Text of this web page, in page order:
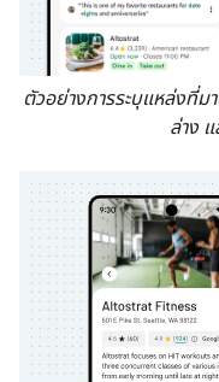
ตัวอย่างการระบุแหล่งที่ม
ล่าง